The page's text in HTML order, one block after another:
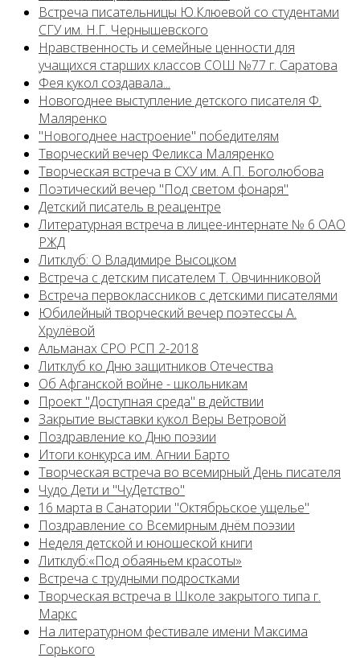
Встреча писательницы Ю.Клюевой со студентами
СГУ им. Н.Г. Чернышевского
Нравственность и семейные ценности для
учащихся старших классов СОШ №77 г. Саратова
Фея кукол создавала...
Новогоднее выступление детского писателя Ф.
Маляренко
"Новогоднее настроение" победителям
Творческий вечер Феликса Маляренко
Творческая встреча в СХУ им. А.П. Боголюбова
Поэтический вечер "Под светом фонаря"
Детский писатель в реацентре
Литературная встреча в лицее-интернате № 6 ОАО
РЖД
Литклуб: О Владимире Высоцком
Встреча с детским писателем Т. Овчинниковой
Встреча первоклассников с детскими писателями
Юбилейный творческий вечер поэтессы А.
Хрулёвой
Альманах СРО РСП 2-2018
Литклуб ко Дню защитников Отечества
Об Афганской войне - школьникам
Проект "Доступная среда" в действии
Закрытие выставки кукол Веры Ветровой
Поздравление ко Дню поэзии
Итоги конкурса им. Агнии Барто
Творческая встреча во всемирный День писателя
Чудо Дети и "ЧуДетство"
16 марта в Санатории "Октябрьское ущелье"
Поздравление со Всемирным днём поэзии
Неделя детской и юношеской книги
Литклуб:«Под обаяньем красоты»
Встреча с трудными подростками
Творческая встреча в Школе закрытого типа г.
Маркс
На литературном фестивале имени Максима
Горького